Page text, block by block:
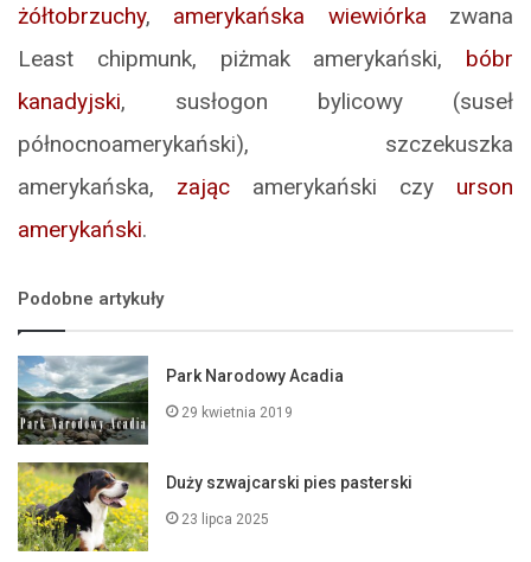
żółtobrzuchy, amerykańska wiewiórka zwana
Least chipmunk, piżmak amerykański, bóbr
kanadyjski, susłogon bylicowy (suseł
północnoamerykański), szczekuszka
amerykańska, zając amerykański czy urson
amerykański.
Podobne artykuły
Park Narodowy Acadia
29 kwietnia 2019
Duży szwajcarski pies pasterski
23 lipca 2025